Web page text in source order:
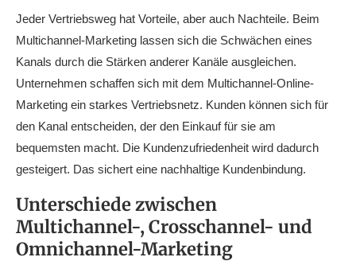
Jeder Vertriebsweg hat Vorteile, aber auch Nachteile. Beim
Multichannel-Marketing lassen sich die Schwächen eines
Kanals durch die Stärken anderer Kanäle ausgleichen.
Unternehmen schaffen sich mit dem Multichannel-Online-
Marketing ein starkes Vertriebsnetz. Kunden können sich für
den Kanal entscheiden, der den Einkauf für sie am
bequemsten macht. Die Kundenzufriedenheit wird dadurch
gesteigert. Das sichert eine nachhaltige Kundenbindung.
Unterschiede zwischen
Multichannel-, Crosschannel- und
Omnichannel-Marketing